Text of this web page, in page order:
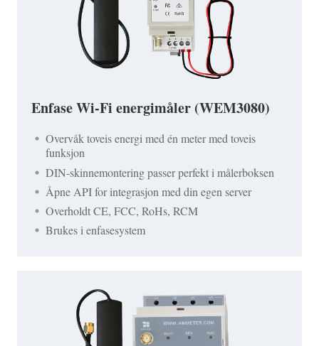
Enfase Wi-Fi energimåler (WEM3080)
Overvåk toveis energi med én meter med toveis
funksjon
DIN-skinnemontering passer perfekt i målerboksen
Åpne API for integrasjon med din egen server
Overholdt CE, FCC, RoHs, RCM
Brukes i enfasesystem